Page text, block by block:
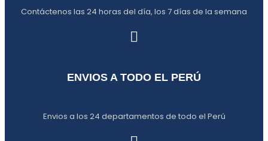
Contáctenos las 24 horas del día, los 7 días de la semana
ENVIOS A TODO EL PERÚ
Envios a los 24 departamentos de todo el Perú